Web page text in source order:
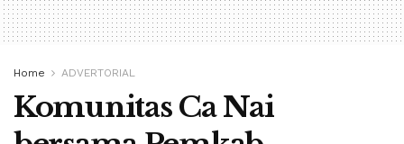
Home ADVERTORIAL
Komunitas Ca Nai